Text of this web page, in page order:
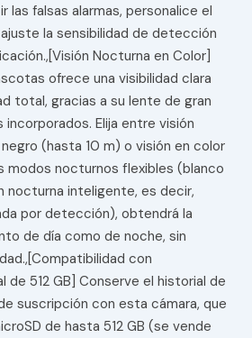
las falsas alarmas, personalice el
la sensibilidad de detección
Nocturna en Color]
ofrece una visibilidad clara
total, gracias a su lente de gran
Elija entre visión
(hasta 10 m) o visión en color
modos nocturnos flexibles (blanco
nocturna inteligente, es decir,
por detección), obtendrá la
de día como de noche, sin
con
de 512 GB] Conserve el historial de
suscripción con esta cámara, que
de hasta 512 GB (se vende